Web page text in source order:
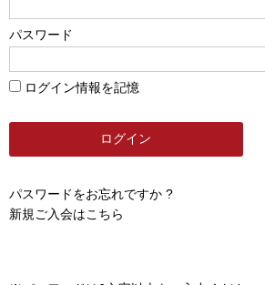
パスワード
ログイン情報を記憶
パスワードをお忘れですか ?
新規ご入会はこちら